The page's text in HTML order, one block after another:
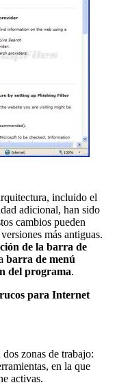
incluido el
adicional, han sido
cambios pueden
más antiguas.
de la barra de
barra de menú
del programa.
para Internet
dos zonas de trabajo:
en la que
activas.